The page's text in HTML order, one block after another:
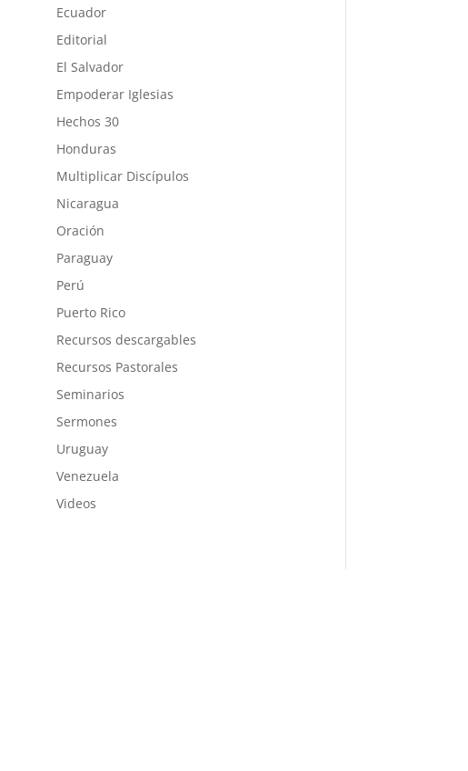
Ecuador
Editorial
El Salvador
Empoderar Iglesias
Hechos 30
Honduras
Multiplicar Discípulos
Nicaragua
Oración
Paraguay
Perú
Puerto Rico
Recursos descargables
Recursos Pastorales
Seminarios
Sermones
Uruguay
Venezuela
Videos